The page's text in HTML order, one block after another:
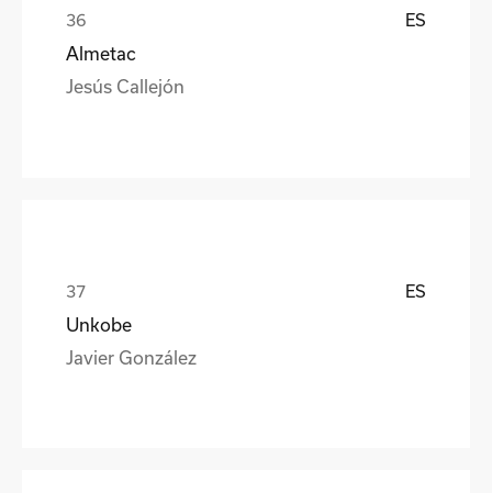
ES
Almetac
Jesús Callejón
ES
Unkobe
Javier González